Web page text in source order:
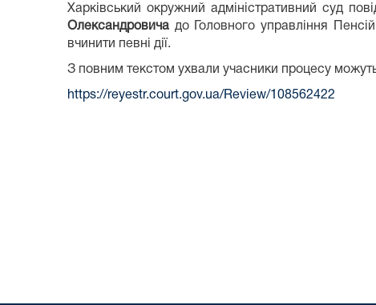
Харківський окружний адміністративний суд
Олександровича до Головного управління
вчинити певні дії.
З повним текстом ухвали учасники процесу
https://reyestr.court.gov.ua/Review/108562422